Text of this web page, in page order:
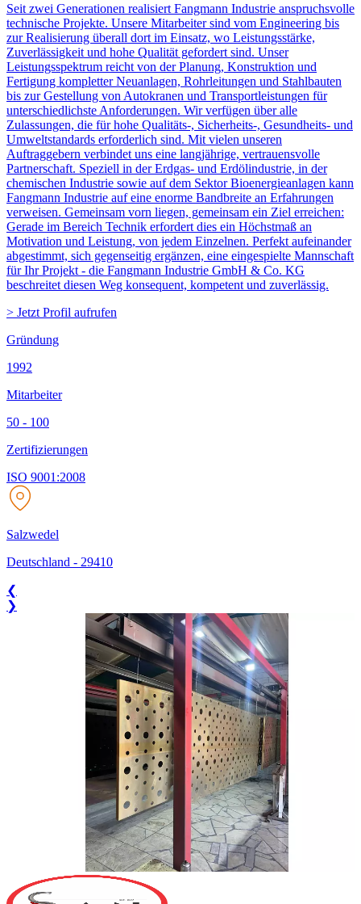
Seit zwei Generationen realisiert Fangmann Industrie anspruchsvolle
technische Projekte. Unsere Mitarbeiter sind vom Engineering bis
zur Realisierung überall dort im Einsatz, wo Leistungsstärke,
Zuverlässigkeit und hohe Qualität gefordert sind. Unser
Leistungsspektrum reicht von der Planung, Konstruktion und
Fertigung kompletter Neuanlagen, Rohrleitungen und Stahlbauten
bis zur Gestellung von Autokranen und Transportleistungen für
unterschiedlichste Anforderungen. Wir verfügen über alle
Zulassungen, die für hohe Qualitäts-, Sicherheits-, Gesundheits- und
Umweltstandards erforderlich sind. Mit vielen unseren
Auftraggebern verbindet uns eine langjährige, vertrauensvolle
Partnerschaft. Speziell in der Erdgas- und Erdölindustrie, in der
chemischen Industrie sowie auf dem Sektor Bioenergieanlagen kann
Fangmann Industrie auf eine enorme Bandbreite an Erfahrungen
verweisen. Gemeinsam vorn liegen, gemeinsam ein Ziel erreichen:
Gerade im Bereich Technik erfordert dies ein Höchstmaß an
Motivation und Leistung, von jedem Einzelnen. Perfekt aufeinander
abgestimmt, sich gegenseitig ergänzen, eine eingespielte Mannschaft
für Ihr Projekt - die Fangmann Industrie GmbH & Co. KG
beschreitet diesen Weg konsequent, kompetent und zuverlässig.
> Jetzt Profil aufrufen
Gründung
1992
Mitarbeiter
50 - 100
Zertifizierungen
ISO 9001:2008
Salzwedel
Deutschland - 29410
❮
❯